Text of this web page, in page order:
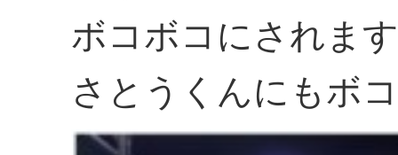
ボコボコにされま
さとうくんにもボ